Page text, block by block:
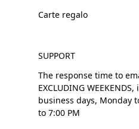
Carte regalo
SUPPORT
The response time to
EXCLUDING
business days, Monday
to 7:00 PM